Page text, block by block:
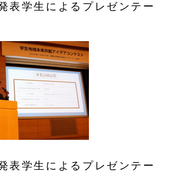
学生によるプレゼンテー
学生によるプレゼンテー